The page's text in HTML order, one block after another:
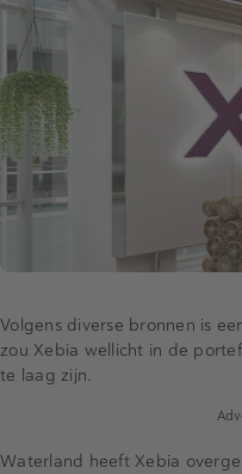
Volgens diverse bronnen is
zou Xebia wellicht in de
te laag zijn.
Waterland heeft Xebia